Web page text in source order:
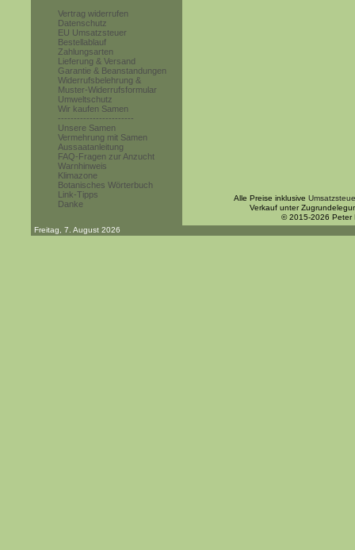
Vertrag widerrufen
Datenschutz
EU Umsatzsteuer
Bestellablauf
Zahlungsarten
Lieferung & Versand
Garantie & Beanstandungen
Widerrufsbelehrung &
Muster-Widerrufsformular
Umweltschutz
Wir kaufen Samen
------------------------
Unsere Samen
Vermehrung mit Samen
Aussaatanleitung
FAQ-Fragen zur Anzucht
Warnhinweis
Klimazone
Botanisches Wörterbuch
Link-Tipps
Danke
Alle Preise inklusive
Verkauf unter
© 2015-2026 Peter
Freitag, 7. August 2026